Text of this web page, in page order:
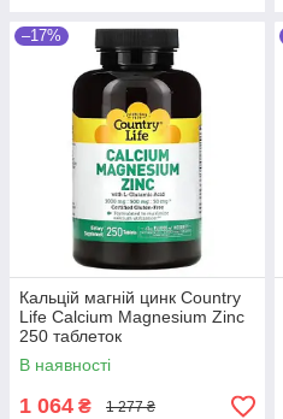
–17%
Кальцій магній цинк Country
Life Calcium Magnesium Zinc
250 таблеток
В наявності
1 064 ₴ 1 277 ₴